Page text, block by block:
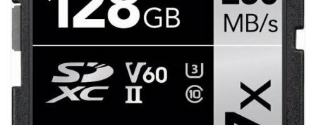
Hardware
|
Αναλώσιμα